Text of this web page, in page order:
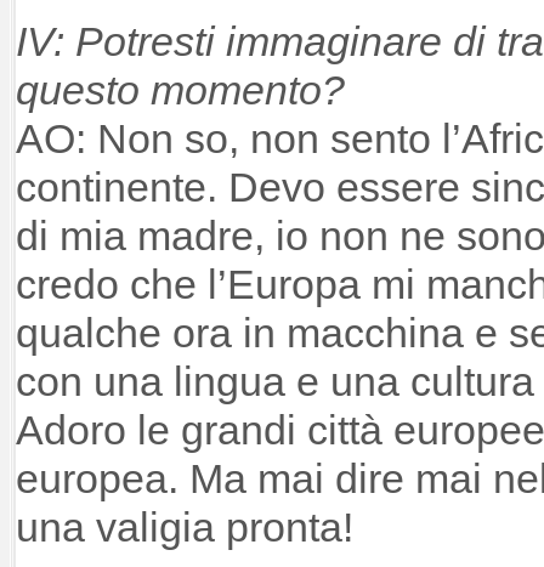
IV: Potresti immaginare di
questo momento?
AO: Non so, non sento
continente. Devo essere
di mia madre, io non ne
credo che l’Europa mi
qualche ora in macchina e
con una lingua e una
Adoro le grandi città
europea. Ma mai dire mai
una valigia pronta!